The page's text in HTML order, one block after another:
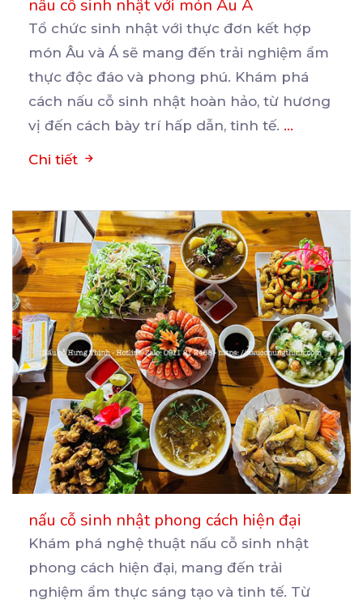
nấu cỗ sinh nhật với món Âu Á
Tổ chức sinh nhật với thực đơn kết hợp
món Âu và Á sẽ mang đến trải nghiệm ẩm
thực độc đáo và phong phú. Khám phá
cách nấu cỗ sinh nhật hoàn hảo, từ hương
vị đến cách bày trí hấp dẫn, tinh tế. ...
Chi tiết
nấu cỗ sinh nhật phong cách hiện đại
Khám phá nghệ thuật nấu cỗ sinh nhật
phong cách hiện đại, mang đến trải
nghiệm ẩm thực sáng tạo và tinh tế. Từ